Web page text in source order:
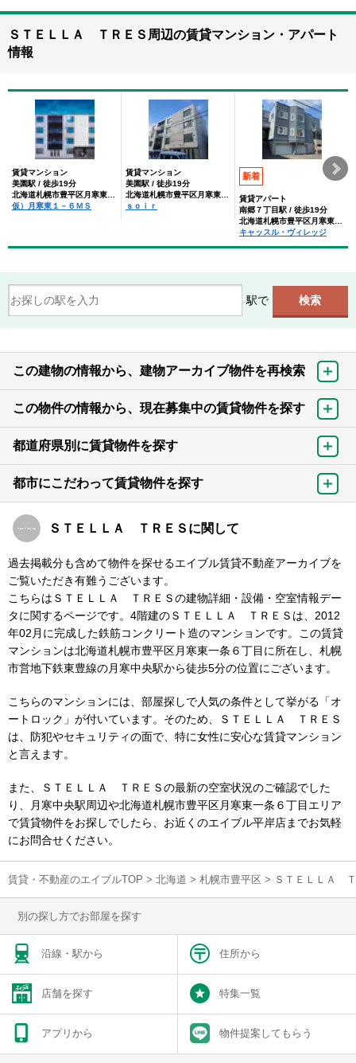
ＳＴＥＬＬＡ ＴＲＥＳ周辺の賃貸マンション・アパート
情報
賃貸マンション
美園駅 / 徒歩19分
北海道札幌市豊平区月寒東一条６丁目
仮）月寒東１－６ＭＳ
賃貸マンション
美園駅 / 徒歩19分
北海道札幌市豊平区月寒東一条６丁目
ｓｏｉｒ
新着
賃貸アパート
南郷７丁目駅 / 徒歩19分
北海道札幌市豊平区月寒東一条６丁目
キャッスル・ヴィレッジ
駅で
この建物の情報から、建物アーカイブ物件を再検索
この物件の情報から、現在募集中の賃貸物件を探す
都道府県別に賃貸物件を探す
都市にこだわって賃貸物件を探す
ＳＴＥＬＬＡ ＴＲＥＳに関して
過去掲載分も含めて物件を探せるエイブル賃貸不動産アーカイブを
ご覧いただき有難うございます。
こちらはＳＴＥＬＬＡ ＴＲＥＳの建物詳細・設備・空室情報デー
タに関するページです。4階建のＳＴＥＬＬＡ ＴＲＥＳは、2012
年02月に完成した鉄筋コンクリート造のマンションです。この賃貸
マンションは北海道札幌市豊平区月寒東一条６丁目に所在し、札幌
市営地下鉄東豊線の月寒中央駅から徒歩5分の位置にございます。
こちらのマンションには、部屋探しで人気の条件として挙がる「オ
ートロック」が付いています。そのため、ＳＴＥＬＬＡ ＴＲＥＳ
は、防犯やセキュリティの面で、特に女性に安心な賃貸マンション
と言えます。
また、ＳＴＥＬＬＡ ＴＲＥＳの最新の空室状況のご確認でした
り、月寒中央駅周辺や北海道札幌市豊平区月寒東一条６丁目エリア
で賃貸物件をお探しでしたら、お近くのエイブル平岸店までお気軽
にお問合せください。
賃貸・不動産のエイブルTOP > 北海道 > 札幌市豊平区 > ＳＴＥＬＬＡ
別の探し方でお部屋を探す
沿線・駅から 住所から
店舗を探す 特集一覧
アプリから 物件提案してもらう